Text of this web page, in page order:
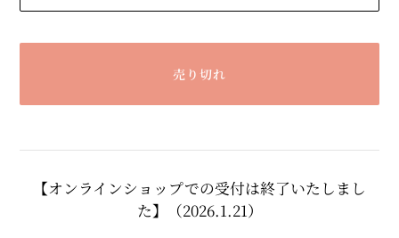
売り切れ
ー
【オンラインショップでの受付は終了いたしまし
た】（2026.1.21）